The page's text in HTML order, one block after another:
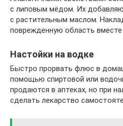
с липовым мёдом. Их
с растительным маслом.
поврежденную область вместе
Настойки на водке
Быстро прорвать флюс в
помощью спиртовой или
продаются в аптеках, но при
сделать лекарство